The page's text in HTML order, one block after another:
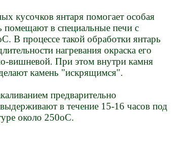
кусочков янтаря помогает особая
помещают в специальные печи с
В процессе такой обработки янтарь
нагревания окраска его
вишневой. При этом внутри камня
камень "искрящимся".
предварительно
в течение 15-16 часов под
около 250оС.